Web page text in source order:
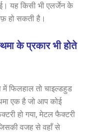
यह किसी भी एलर्जेन के
हो सकती है।
के प्रकार भी होते
में फिलहाल तो चाइल्डहुड
एक है जो आप कोई
हो गया, मेटल फैक्टरी
वजह से वहाँ से